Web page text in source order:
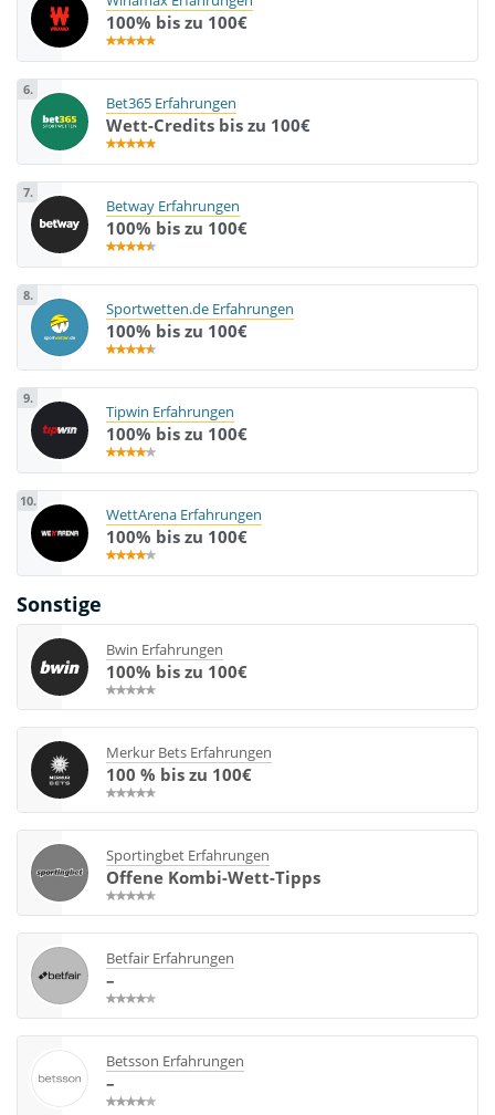
100% bis zu 100€
6.
Bet365 Erfahrungen
Wett-Credits bis zu 100€
7.
Betway Erfahrungen
100% bis zu 100€
8.
Sportwetten.de Erfahrungen
100% bis zu 100€
9.
Tipwin Erfahrungen
100% bis zu 100€
10.
WettArena Erfahrungen
100% bis zu 100€
Sonstige
Bwin Erfahrungen
100% bis zu 100€
Merkur Bets Erfahrungen
100 % bis zu 100€
Sportingbet Erfahrungen
Offene Kombi-Wett-Tipps
Betfair Erfahrungen
–
Betsson Erfahrungen
–